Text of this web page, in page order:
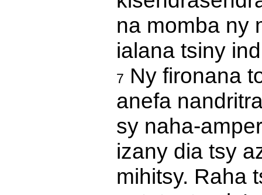
na momba ny
ialana tsiny
7 Ny fironana
anefa
sy naha-
izany dia tsy
mihitsy. Raha